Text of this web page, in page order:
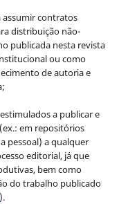
contratos
distribuição não-
publicada nesta revista
ou como
de autoria e
a publicar e
em repositórios
pessoal) a qualquer
editorial, já que
bem como
do trabalho publicado